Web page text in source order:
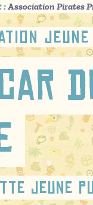
:Association Pirates
jeune
jeune